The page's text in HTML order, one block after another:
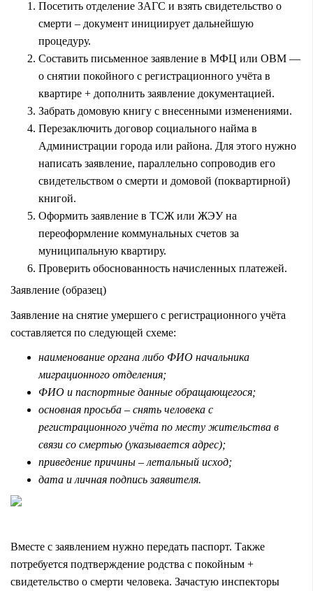
Посетить отделение ЗАГС и взять свидетельство о
смерти – документ инициирует дальнейшую
процедуру.
Составить письменное заявление в МФЦ или ОВМ —
о снятии покойного с регистрационного учёта в
квартире + дополнить заявление документацией.
Забрать домовую книгу с внесенными изменениями.
Перезаключить договор социального найма в
Администрации города или района. Для этого нужно
написать заявление, параллельно сопроводив его
свидетельством о смерти и домовой (поквартирной)
книгой.
Оформить заявление в ТСЖ или ЖЭУ на
переоформление коммунальных счетов за
муниципальную квартиру.
Проверить обоснованность начисленных платежей.
Заявление (образец)
Заявление на снятие умершего с регистрационного учёта
составляется по следующей схеме:
наименование органа либо ФИО начальника
миграционного отделения;
ФИО и паспортные данные обращающегося;
основная просьба – снять человека с
регистрационного учёта по месту жительства в
связи со смертью (указывается адрес);
приведение причины – летальный исход;
дата и личная подпись заявителя.
Вместе с заявлением нужно передать паспорт. Также
потребуется подтверждение родства с покойным +
свидетельство о смерти человека. Зачастую инспекторы